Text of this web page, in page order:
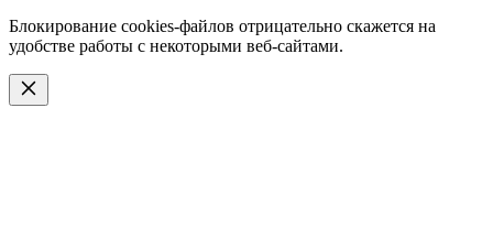
Блокирование cookies-файлов отрицательно скажется на
удобстве работы с некоторыми веб-сайтами.